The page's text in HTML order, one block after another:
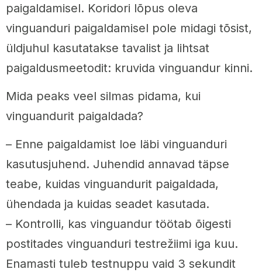
paigaldamisel. Koridori lõpus oleva
vinguanduri paigaldamisel pole midagi tõsist,
üldjuhul kasutatakse tavalist ja lihtsat
paigaldusmeetodit: kruvida vinguandur kinni.
Mida peaks veel silmas pidama, kui
vinguandurit paigaldada?
– Enne paigaldamist loe läbi vinguanduri
kasutusjuhend. Juhendid annavad täpse
teabe, kuidas vinguandurit paigaldada,
ühendada ja kuidas seadet kasutada.
– Kontrolli, kas vinguandur töötab õigesti
postitades vinguanduri testrežiimi iga kuu.
Enamasti tuleb testnuppu vaid 3 sekundit